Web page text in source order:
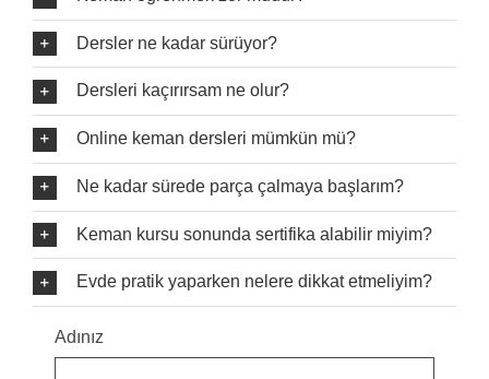
Dersler ne kadar sürüyor?
Dersleri kaçırırsam ne olur?
Online keman dersleri mümkün mü?
Ne kadar sürede parça çalmaya başlarım?
Keman kursu sonunda sertifika alabilir miyim?
Evde pratik yaparken nelere dikkat etmeliyim?
Adınız